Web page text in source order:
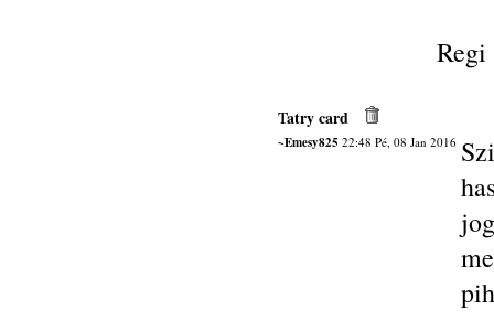
Regi
Tatry card
~Emesy825 22:48 Pé, 08 Jan 2016